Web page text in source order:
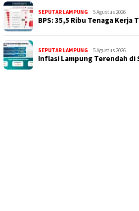
SEPUTAR LAMPUNG 5 Agustus 2026
BPS: 35,5 Ribu Tenaga Kerja
SEPUTAR LAMPUNG 5 Agustus 2026
Inflasi Lampung Terendah